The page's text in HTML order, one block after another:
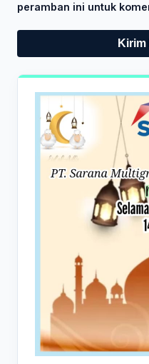
peramban ini untuk